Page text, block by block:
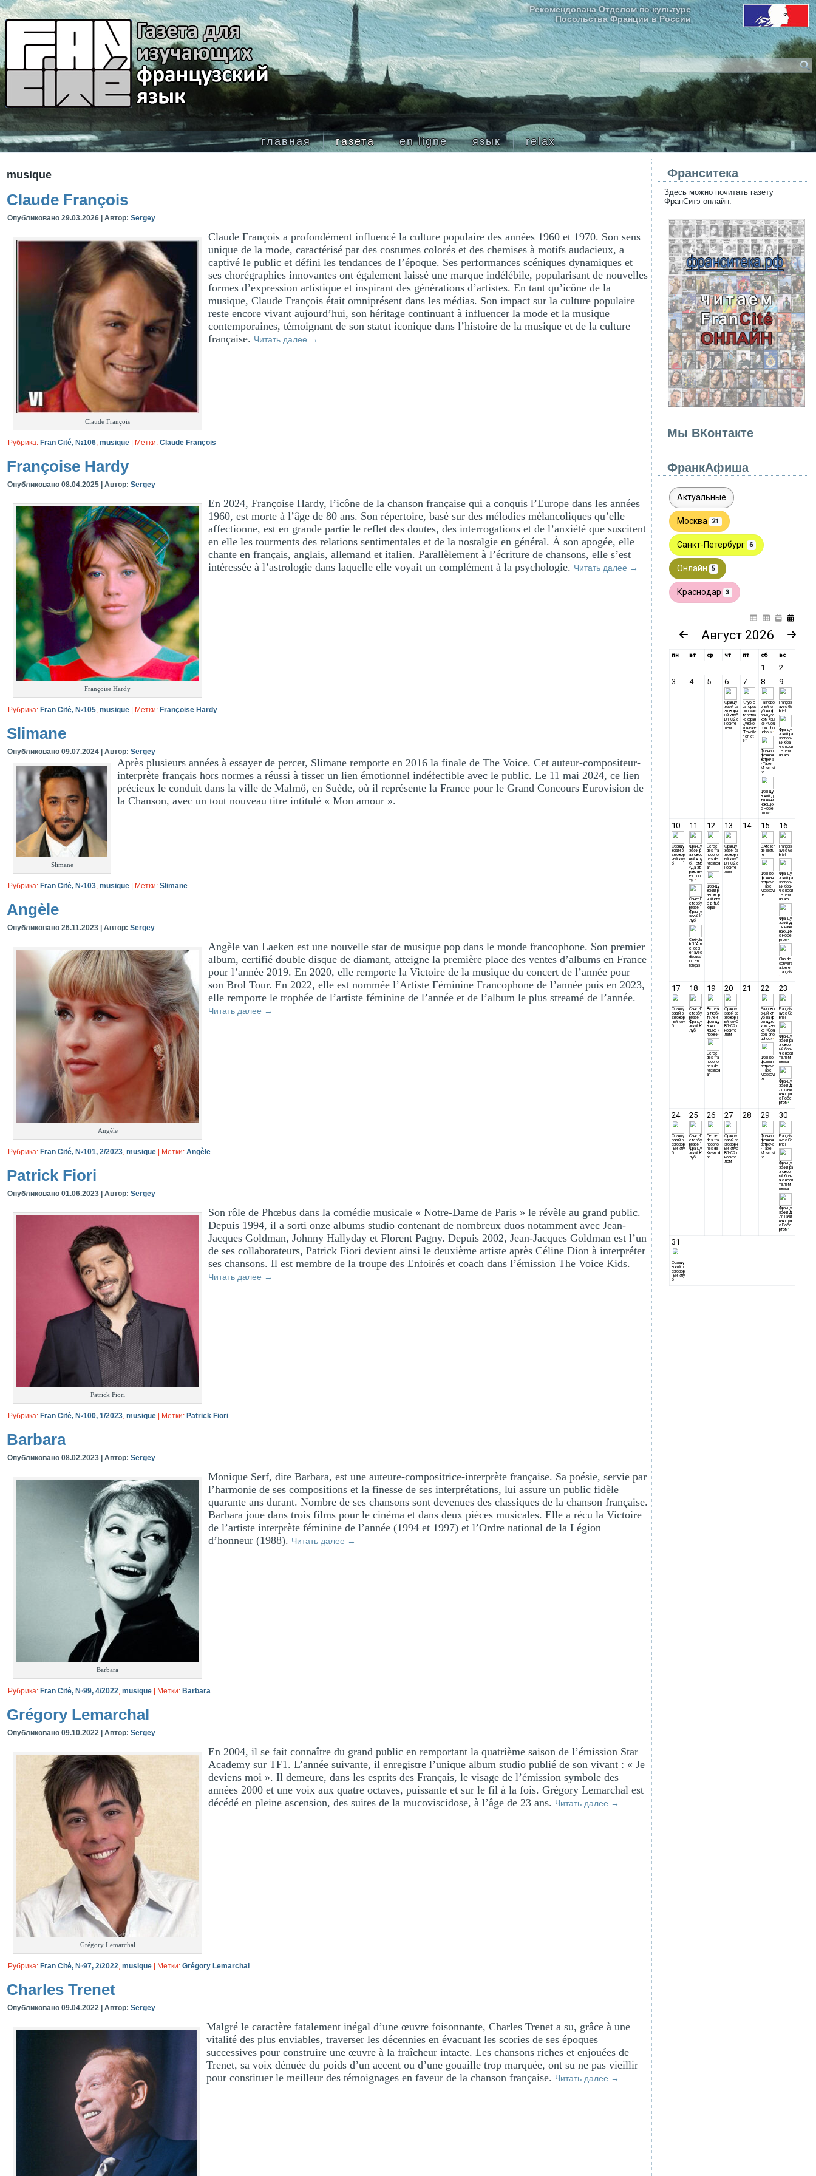
Рекомендована Отделом по культуре
Посольства Франции в России
главная газета en ligne язык relax
musique
Claude François
Опубликовано 29.03.2026 Автор: Sergey
Claude François
Claude François a profondément influencé la culture populaire des années 1960 et 1970. Son sens
unique de la mode, caractérisé par des costumes colorés et des chemises à motifs audacieux, a
captivé le public et défini les tendances de l’époque. Ses performances scéniques dynamiques et
ses chorégraphies innovantes ont également laissé une marque indélébile, popularisant de nouvelles
formes d’expression artistique et inspirant des générations d’artistes. En tant qu’icône de la
musique, Claude François était omniprésent dans les médias. Son impact sur la culture populaire
reste encore vivant aujourd’hui, son héritage continuant à influencer la mode et la musique
contemporaines, témoignant de son statut iconique dans l’histoire de la musique et de la culture
française. Читать далее →
Рубрика: Fran Cité, №106, musique Метки: Claude François
Françoise Hardy
Опубликовано 08.04.2025 Автор: Sergey
Françoise Hardy
En 2024, Françoise Hardy, l’icône de la chanson française qui a conquis l’Europe dans les années
1960, est morte à l’âge de 80 ans. Son répertoire, basé sur des mélodies mélancoliques qu’elle
affectionne, est en grande partie le reflet des doutes, des interrogations et de l’anxiété que suscitent
en elle les tourments des relations sentimentales et de la nostalgie en général. À son apogée, elle
chante en français, anglais, allemand et italien. Parallèlement à l’écriture de chansons, elle s’est
intéressée à l’astrologie dans laquelle elle voyait un complément à la psychologie. Читать далее →
Рубрика: Fran Cité, №105, musique Метки: Françoise Hardy
Slimane
Опубликовано 09.07.2024 Автор: Sergey
Slimane
Après plusieurs années à essayer de percer, Slimane remporte en 2016 la finale de The Voice. Cet auteur-compositeur-
interprète français hors normes a réussi à tisser un lien émotionnel indéfectible avec le public. Le 11 mai 2024, ce lien
précieux le conduit dans la ville de Malmö, en Suède, où il représente la France pour le Grand Concours Eurovision de
la Chanson, avec un tout nouveau titre intitulé « Mon amour ».
Рубрика: Fran Cité, №103, musique Метки: Slimane
Angèle
Опубликовано 26.11.2023 Автор: Sergey
Angèle
Angèle van Laeken est une nouvelle star de musique pop dans le monde francophone. Son premier
album, certifié double disque de diamant, atteigne la première place des ventes d’albums en France
pour l’année 2019. En 2020, elle remporte la Victoire de la musique du concert de l’année pour
son Brol Tour. En 2022, elle est nommée l’Artiste Féminine Francophone de l’année puis en 2023,
elle remporte le trophée de l’artiste féminine de l’année et de l’album le plus streamé de l’année.
Читать далее →
Рубрика: Fran Cité, №101, 2/2023, musique Метки: Angèle
Patrick Fiori
Опубликовано 01.06.2023 Автор: Sergey
Patrick Fiori
Son rôle de Phœbus dans la comédie musicale « Notre-Dame de Paris » le révèle au grand public.
Depuis 1994, il a sorti onze albums studio contenant de nombreux duos notamment avec Jean-
Jacques Goldman, Johnny Hallyday et Florent Pagny. Depuis 2002, Jean-Jacques Goldman est l’un
de ses collaborateurs, Patrick Fiori devient ainsi le deuxième artiste après Céline Dion à interpréter
ses chansons. Il est membre de la troupe des Enfoirés et coach dans l’émission The Voice Kids.
Читать далее →
Рубрика: Fran Cité, №100, 1/2023, musique Метки: Patrick Fiori
Barbara
Опубликовано 08.02.2023 Автор: Sergey
Barbara
Monique Serf, dite Barbara, est une auteure-compositrice-interprète française. Sa poésie, servie par
l’harmonie de ses compositions et la finesse de ses interprétations, lui assure un public fidèle
quarante ans durant. Nombre de ses chansons sont devenues des classiques de la chanson française.
Barbara joue dans trois films pour le cinéma et dans deux pièces musicales. Elle a récu la Victoire
de l’artiste interprète féminine de l’année (1994 et 1997) et l’Ordre national de la Légion
d’honneur (1988). Читать далее →
Рубрика: Fran Cité, №99, 4/2022, musique Метки: Barbara
Grégory Lemarchal
Опубликовано 09.10.2022 Автор: Sergey
Grégory Lemarchal
En 2004, il se fait connaître du grand public en remportant la quatrième saison de l’émission Star
Academy sur TF1. L’année suivante, il enregistre l’unique album studio publié de son vivant : « Je
deviens moi ». Il demeure, dans les esprits des Français, le visage de l’émission symbole des
années 2000 et une voix aux quatre octaves, puissante et sur le fil à la fois. Grégory Lemarchal est
décédé en pleine ascension, des suites de la mucoviscidose, à l’âge de 23 ans. Читать далее →
Рубрика: Fran Cité, №97, 2/2022, musique Метки: Grégory Lemarchal
Charles Trenet
Опубликовано 09.04.2022 Автор: Sergey
Malgré le caractère fatalement inégal d’une œuvre foisonnante, Charles Trenet a su, grâce à une
vitalité des plus enviables, traverser les décennies en évacuant les scories de ses époques
successives pour construire une œuvre à la fraîcheur intacte. Les chansons riches et enjouées de
Trenet, sa voix dénuée du poids d’un accent ou d’une gouaille trop marquée, ont su ne pas vieillir
pour constituer le meilleur des témoignages en faveur de la chanson française. Читать далее →
Франситека
Здесь можно почитать газету
ФранСитэ онлайн:
Мы ВКонтакте
ФранкАфиша